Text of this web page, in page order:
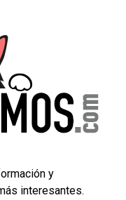
y
interesantes.